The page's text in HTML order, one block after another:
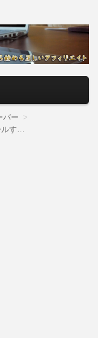
ド【副
アフィ
ウまでを当サイト
初心者でも分かり
夫＾＾
バー